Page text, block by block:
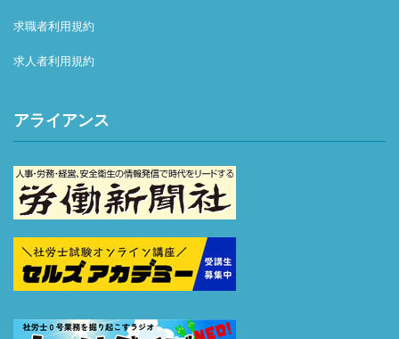
求職者利用規約
求人者利用規約
アライアンス